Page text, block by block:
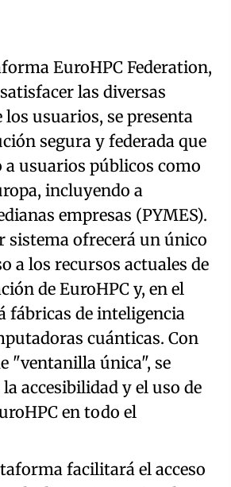
EuroHPC Federation,
las diversas
los usuarios, se presenta
segura y federada que
a usuarios públicos como
incluyendo a
empresas (PYMES).
sistema ofrecerá un único
a los recursos actuales de
de EuroHPC y, en el
de inteligencia
cuánticas. Con
"ventanilla única", se
accesibilidad y el uso de
en todo el
facilitará el acceso